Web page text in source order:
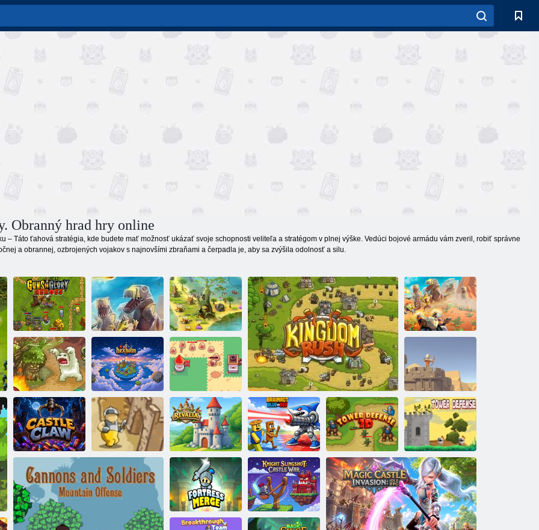
Obranný hrad hry online
– Táto ťahová stratégia, kde budete mať možnosť ukázať svoje schopnosti veliteľa a stratégom v plnej výške. Vedúci bojové armádu vám zveril, robiť správne
a obrannej, ozbrojených vojakov s najnovšími zbraňami a čerpadla je, aby sa zvýšila odolnosť a silu.
Zbrane a Glory:
Heroes
D-Day: Rush -
Tower Defense
Vojna civilizácií:
Zbierka pre pána
Ochrana kráľovstvo
D-Day: účinnú
ochranu
Strážca hája 3 Hex Hill
Prelomový hlen:
stratégia ochrany
Kráľovstvo:
Tower Defense
Hradný pazúr
Ochrana
Crusader
Revalia: Castle
Management
RPG
Brainrot Blue vs
Red
Obrana veže 2d
Obrana veže
kráľ